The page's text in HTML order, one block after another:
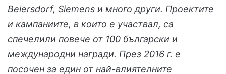
Beiersdorf, Siemens и много други. Проектите
и кампаниите, в които е участвал, са
спечелили повече от 100 български и
международни награди. През 2016 г. е
посочен за един от най-влиятелните